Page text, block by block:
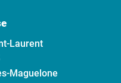
Laurent
Maguelone